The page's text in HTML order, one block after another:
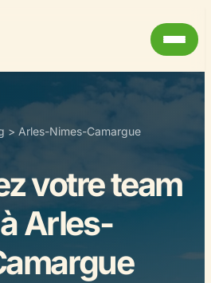
> Arles-Nimes-Camargue
votre team
Arles-